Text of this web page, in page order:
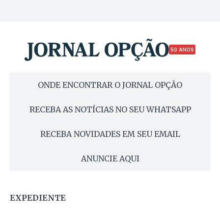
50 ANOS
ONDE ENCONTRAR O JORNAL OPÇÃO
RECEBA AS NOTÍCIAS NO SEU WHATSAPP
RECEBA NOVIDADES EM SEU EMAIL
ANUNCIE AQUI
EXPEDIENTE